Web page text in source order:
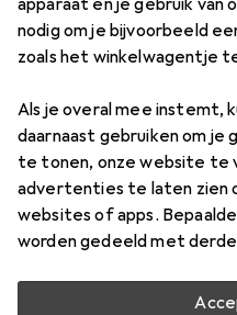
apparaat en je gebruik van
nodig om je bijvoorbeeld
zoals het winkelwagentje
Als je overal mee instemt,
daarnaast gebruiken om je
te tonen, onze website te
advertenties te laten zien
websites of apps.
worden gedeeld met
EUR
20,90
Doc